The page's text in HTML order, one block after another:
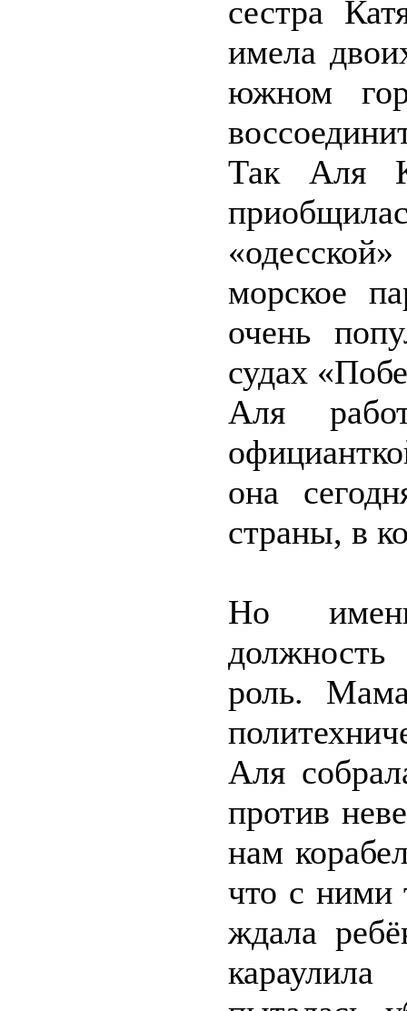
сестра
имела
южном
Так Аля
морское
очень
судах
Аля
она
страны, в
Но
роль. Мама
Аля
против
нам
что с ними
ждала